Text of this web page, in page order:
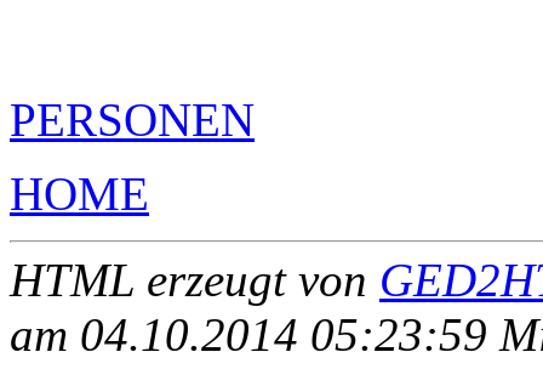
PERSONEN
HOME
HTML erzeugt von
am 04.10.2014 05:23:59